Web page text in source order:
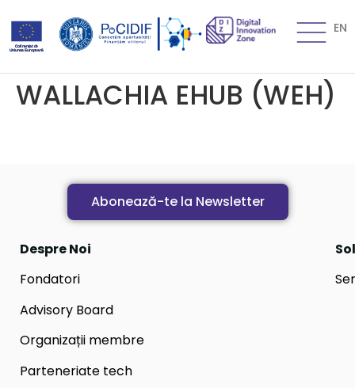
EN
WALLACHIA EHUB (WEH)
Abonează-te la Newsletter
Despre Noi
Fondatori
Advisory Board
Organizații membre
Parteneriate tech